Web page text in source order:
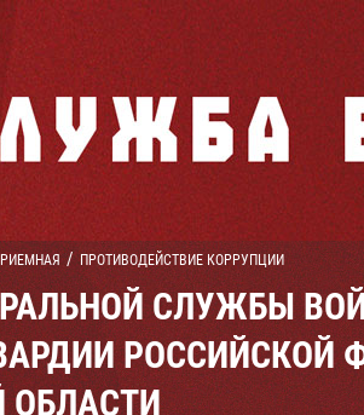
ПРОТИВОДЕЙСТВИЕ КОРРУПЦИИ
СЛУЖБЫ
РОССИЙСКОЙ
ОБЛАСТИ